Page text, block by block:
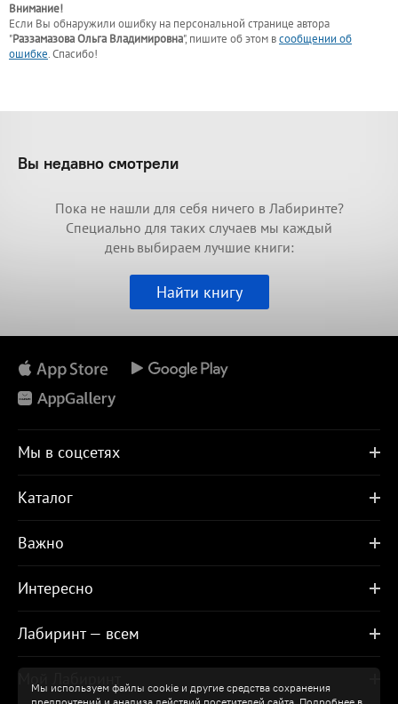
Внимание!
Если Вы обнаружили ошибку на персональной странице автора
"Раззамазова Ольга Владимировна", пишите об этом всообщении об
ошибке. Спасибо!
Мы используем файлы cookie и другие средства сохранения
Вы недавно смотрели
Пока не нашли для себя ничего в Лабиринте?
Специально для таких случаев мы каждый
день выбираем лучшие книги:
Найти книгу
Мы в соцсетях
Каталог
Важно
Интересно
Лабиринт — всем